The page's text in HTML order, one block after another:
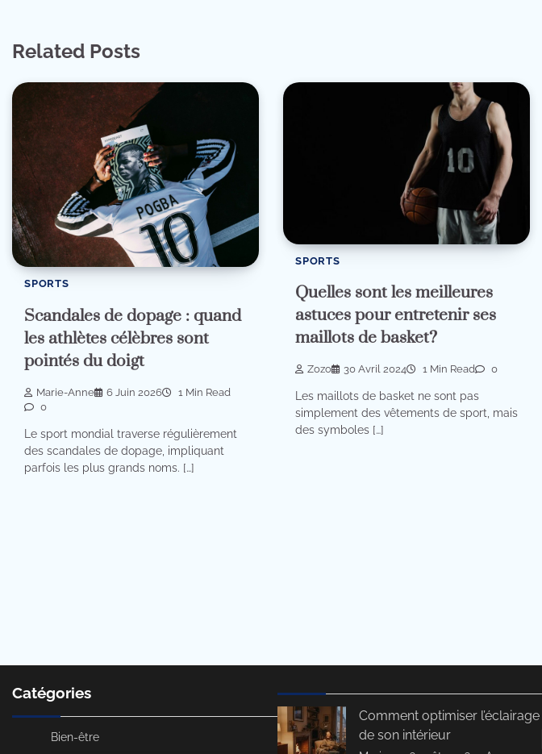
Related Posts
SPORTS
Scandales de dopage : quand
les athlètes célèbres sont
pointés du doigt
Marie-Anne 6 Juin 2026
1 Min Read
0
Le sport mondial traverse régulièrement
des scandales de dopage, impliquant
parfois les plus grands noms. […]
SPORTS
Quelles sont les meilleures
astuces pour entretenir ses
maillots de basket?
Zozo 30 Avril 2024 1 Min Read 0
Les maillots de basket ne sont pas
simplement des vêtements de sport, mais
des symboles […]
Catégories
Bien-être
Comment optimiser l’éclairage
de son intérieur